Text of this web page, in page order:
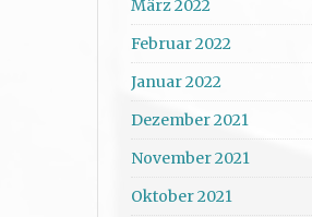
März 2022
Februar 2022
Januar 2022
Dezember 2021
November 2021
Oktober 2021